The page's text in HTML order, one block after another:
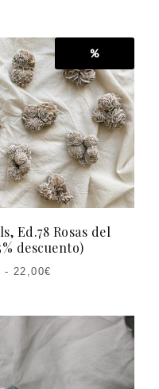
%
Ed.78 Rosas del
descuento)
- 22,00€